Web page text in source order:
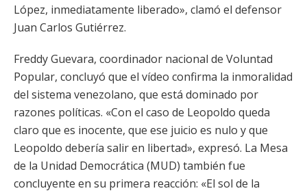
López, inmediatamente liberado», clamó el defensor
Juan Carlos Gutiérrez.
Freddy Guevara, coordinador nacional de Voluntad
Popular, concluyó que el vídeo confirma la inmoralidad
del sistema venezolano, que está dominado por
razones políticas. «Con el caso de Leopoldo queda
claro que es inocente, que ese juicio es nulo y que
Leopoldo debería salir en libertad», expresó. La Mesa
de la Unidad Democrática (MUD) también fue
concluyente en su primera reacción: «El sol de la